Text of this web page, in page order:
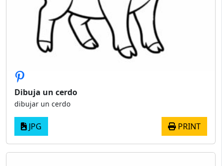
Dibuja un cerdo
dibujar un cerdo
JPG PRINT